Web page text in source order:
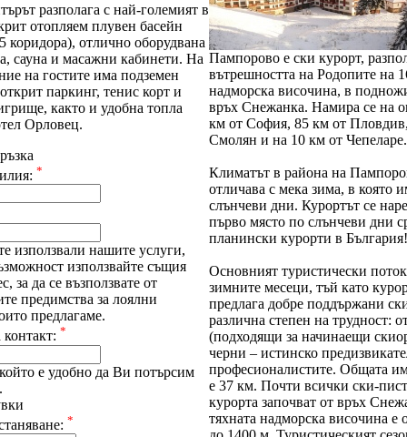
разполага с най-големият в
отопляем плувен басейн
коридора), отлично оборудвана
сауна и масажни кабинети. На
на гостите има подземен
паркинг, тенис корт и
както и удобна топла
Орловец.
*
използвали нашите услуги,
използвайте същия
за да се възползвате от
предимства за лоялни
предлагаме.
*
е удобно да Ви потърсим
*
Пампорово е ски курорт,
вътрешността на Родопите на
надморска височина, в
връх Снежанка. Намира се на
км от София, 85 км от
Смолян и на 10 км от Чепеларе.
Климатът в района на
отличава с мека зима, в която
слънчеви дни. Курортът се
първо място по слънчеви дни
планински курорти в България!
Основният туристически
зимните месеци, тъй като
предлага добре поддържани
различна степен на трудност:
(подходящи за начинаещи
черни – истинско
професионалистите. Общата
е 37 км. Почти всички ски-
курорта започват от връх
тяхната надморска височина е